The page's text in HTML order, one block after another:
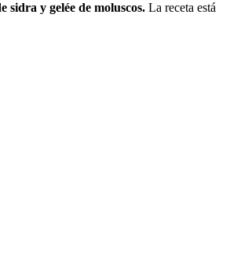
y gelée de moluscos. La receta está